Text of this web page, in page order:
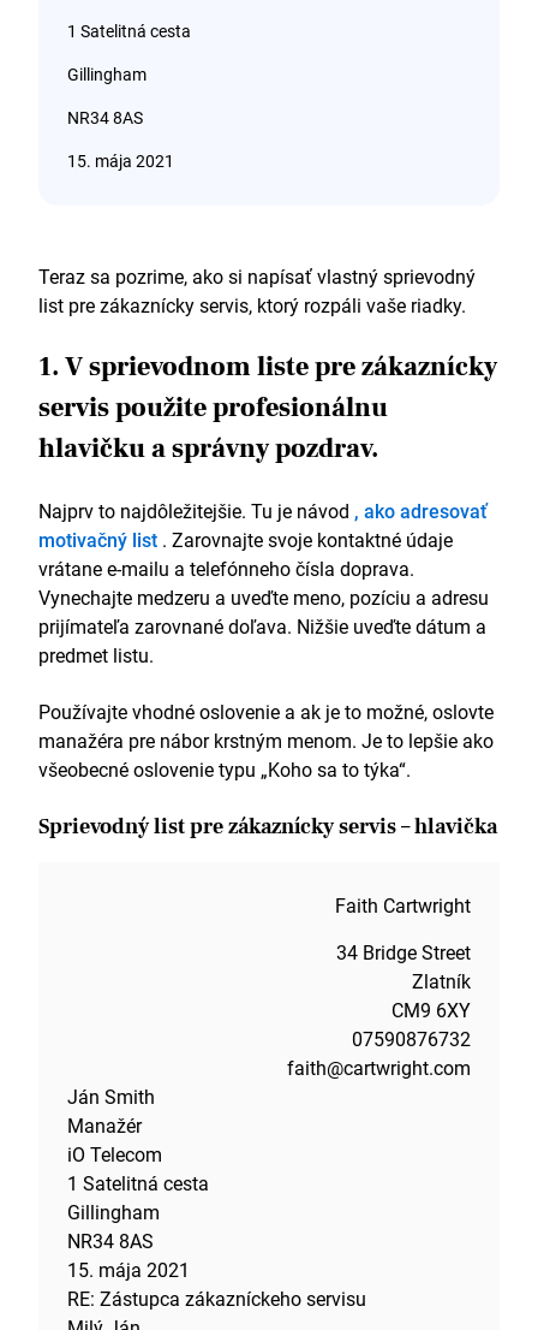
1 Satelitná cesta
Gillingham
NR34 8AS
15. mája 2021
ročnými skúsenosťami v telekomunikačnom a
internetovom priemysle mám preukázateľné výsledky
v udržiavaní zákazníkov o 37 % vyššie, ako je priemer
zručnosti na zníženie počtu zrušení a vrátení platieb
pre spoločnosť iO Telecom.
V mojej súčasnej pozícii denne uskutočňujem a
prijímam viac ako 125 hovorov od nových aj
spokojnosť zákazníkov, čo je o 10 % viac ako priemer
spoločnosti. Hoci ide v podstate o riešenie problémov,
dokázal som implementovať niektoré NLP techniky
upsellingu na podporu vylepšení, čo vygenerovalo
nové príjmy vo výške 15 000 libier. Vďaka týmto
výsledkom som bol vybraný na školenie nových aj
existujúcich kolegov v oblasti zákazníckeho servisu a
zamestnancov a informoval som existujúci 12-členný
tím o nových pravidlách. Implementáciou NLP
techník, ktoré používam pri problémových hovoroch,
v celom tíme.
kolegov sa premietnu do lepšieho udržania
Kedy by bolo vhodné dohodnúť si stretnutie, aby sme
prediskutovali, ako môžeme implementovať NLP
techniky pri hovoroch so sťažnosťami?
Faith Cartwright
Teraz sa pozrime, ako si napísať vlastný sprievodný
list pre zákaznícky servis, ktorý rozpáli vaše riadky.
1. V sprievodnom liste pre zákaznícky
servis použite profesionálnu
hlavičku a správny pozdrav.
Najprv to najdôležitejšie. Tu je návod , ako adresovať
motivačný list . Zarovnajte svoje kontaktné údaje
vrátane e-mailu a telefónneho čísla doprava.
Vynechajte medzeru a uveďte meno, pozíciu a adresu
prijímateľa zarovnané doľava. Nižšie uveďte dátum a
predmet listu.
Používajte vhodné oslovenie a ak je to možné, oslovte
manažéra pre nábor krstným menom. Je to lepšie ako
všeobecné oslovenie typu „Koho sa to týka“.
Sprievodný list pre zákaznícky servis – hlavička
Faith Cartwright
34 Bridge Street
Zlatník
CM9 6XY
07590876732
faith@cartwright.com
Ján Smith
Manažér
iO Telecom
1 Satelitná cesta
Gillingham
NR34 8AS
15. mája 2021
RE: Zástupca zákazníckeho servisu